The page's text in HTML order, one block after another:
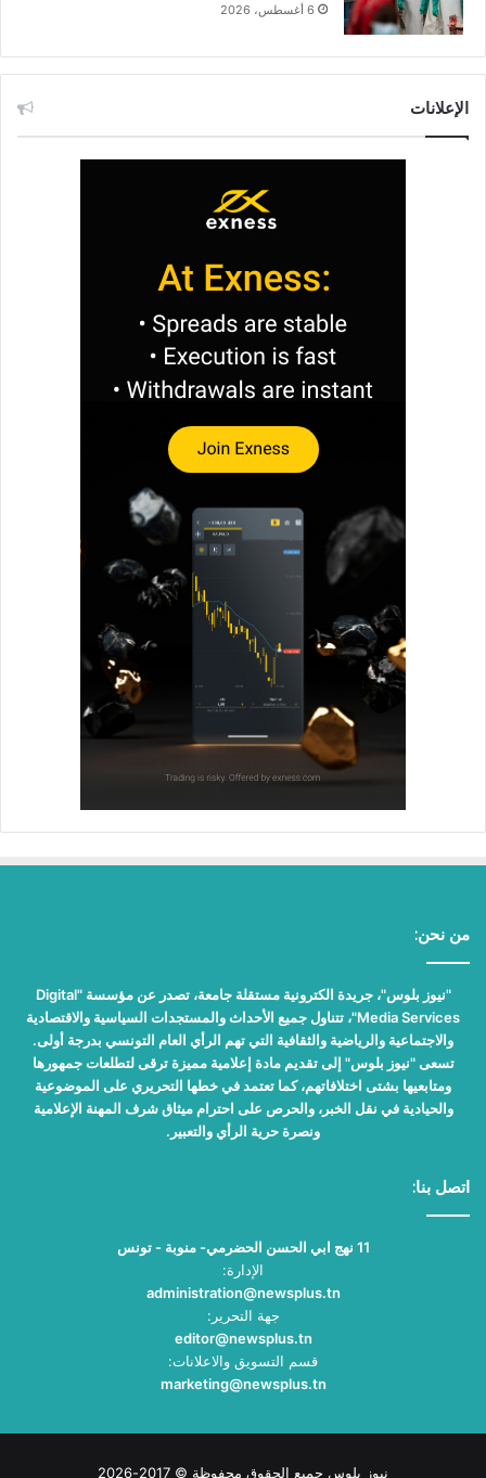
6 أغسطس، 2026
الإعلانات
من نحن:
"نيوز بلوس"، جريدة الكترونية مستقلة جامعة، تصدر عن مؤسسة "Digital
Media Services"، تتناول جميع الأحداث والمستجدات السياسية والاقتصادية
والاجتماعية والرياضية والثقافية التي تهم الرأي العام التونسي بدرجة أولى.
تسعى "نيوز بلوس" إلى تقديم مادة إعلامية مميزة ترقى لتطلعات جمهورها
ومتابعيها بشتى اختلافاتهم، كما تعتمد في خطها التحريري على الموضوعية
والحيادية في نقل الخبر، والحرص على احترام ميثاق شرف المهنة الإعلامية
ونصرة حرية الرأي والتعبير.
اتصل بنا:
11 نهج ابي الحسن الحضرمي- منوبة - تونس
الإدارة:
administration@newsplus.tn
جهة التحرير:
editor@newsplus.tn
قسم التسويق والاعلانات:
marketing@newsplus.tn
نيوز بلوس جميع الحقوق محفوظة © 2017-2026